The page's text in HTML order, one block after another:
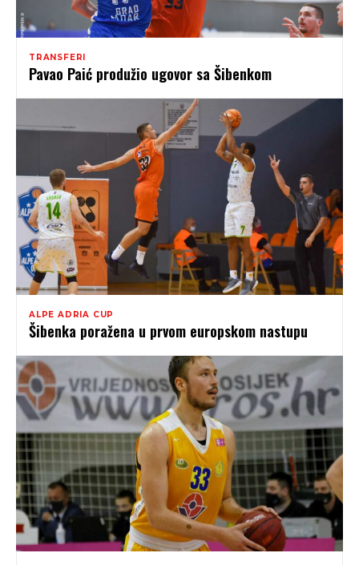
TRANSFERI
Pavao Paić produžio ugovor sa Šibenkom
ALPE ADRIA CUP
Šibenka poražena u prvom europskom nastupu